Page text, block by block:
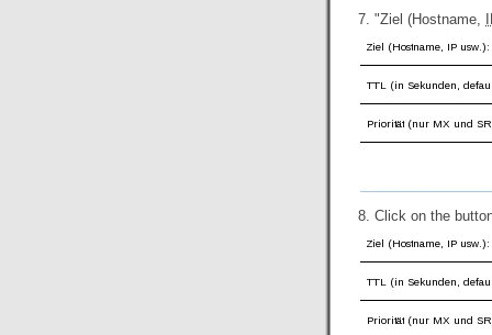
7. "Ziel (Hostname,
8. Click on the